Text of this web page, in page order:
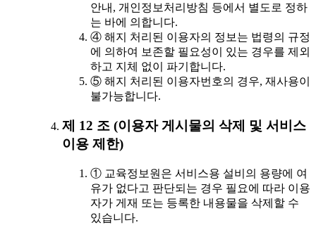
안내, 개인정보처리방침 등에서 별도로 정하
는 바에 의합니다.
④ 해지 처리된 이용자의 정보는 법령의 규정
에 의하여 보존할 필요성이 있는 경우를 제외
하고 지체 없이 파기합니다.
⑤ 해지 처리된 이용자번호의 경우, 재사용이
불가능합니다.
제 12 조 (이용자 게시물의 삭제 및 서비스
이용 제한)
① 교육정보원은 서비스용 설비의 용량에 여
유가 없다고 판단되는 경우 필요에 따라 이용
자가 게재 또는 등록한 내용물을 삭제할 수
있습니다.